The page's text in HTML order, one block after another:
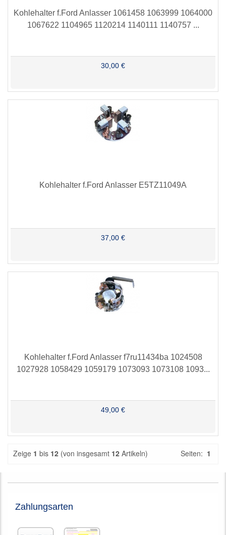
Kohlehalter f.Ford Anlasser 1061458 1063999 1064000
1067622 1104965 1120214 1140111 1140757 ...
30,00 €
Kohlehalter f.Ford Anlasser E5TZ11049A
37,00 €
Kohlehalter f.Ford Anlasser f7ru11434ba 1024508
1027928 1058429 1059179 1073093 1073108 1093...
49,00 €
Zeige 1 bis 12 (von insgesamt 12 Artikeln) Seiten: 1
Zahlungsarten